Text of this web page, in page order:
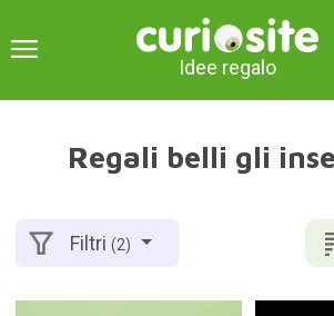
Idee regalo
Regali belli gli
Filtri(2)